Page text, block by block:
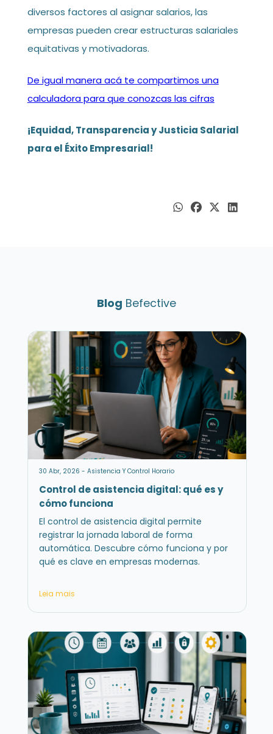
diversos factores al asignar salarios, las
empresas pueden crear estructuras salariales
equitativas y motivadoras.
De igual manera acá te compartimos una
calculadora para que conozcas las cifras
¡Equidad, Transparencia y Justicia Salarial
para el Éxito Empresarial!
Blog Befective
30 Abr, 2026 - Asistencia Y Control Horario
Control de asistencia digital: qué es y
cómo funciona
El control de asistencia digital permite
registrar la jornada laboral de forma
automática. Descubre cómo funciona y por
qué es clave en empresas modernas.
Leia mais